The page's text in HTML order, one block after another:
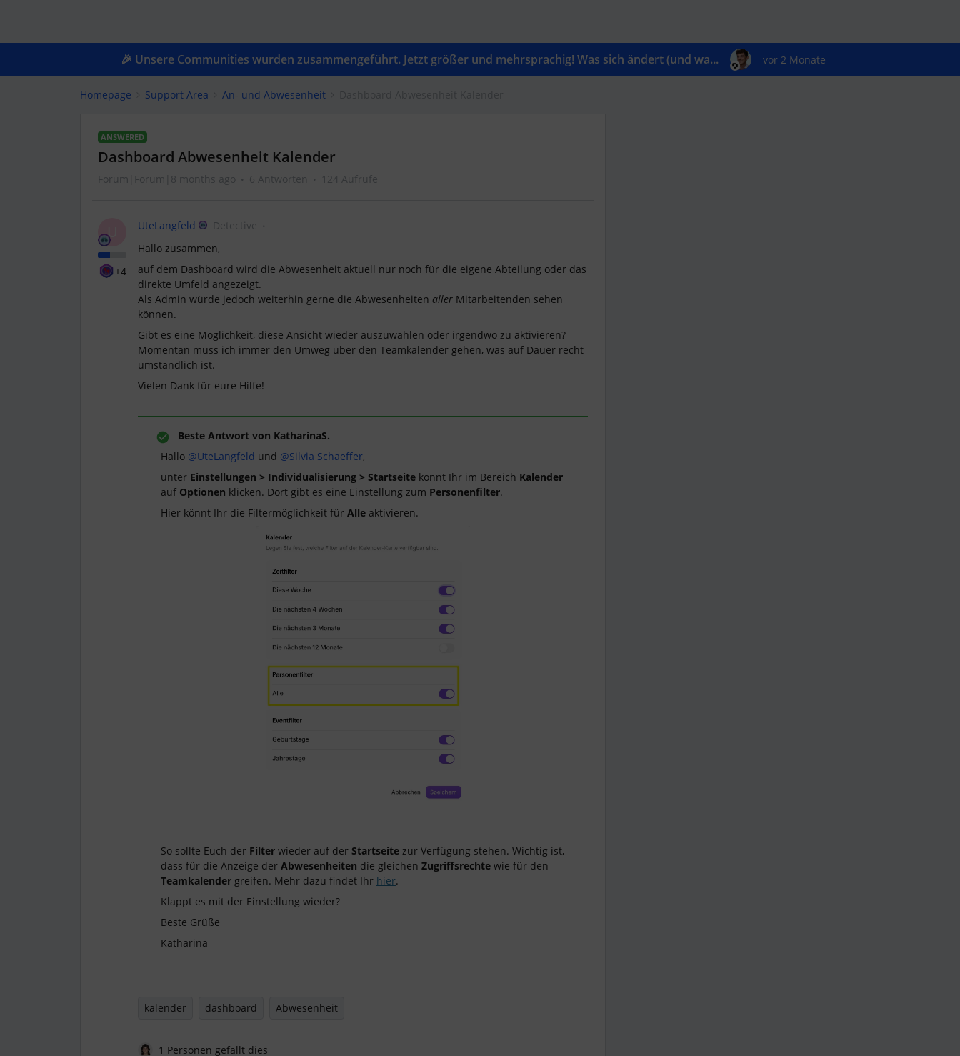
🎉 Unsere Communities wurden zusammengeführt. Jetzt größer und mehrsprachig! Was sich ändert (und wa... vor 2 Monate
Homepage Support Area An- und Abwesenheit
ANSWERED
Dashboard Abwesenheit Kalender
Forum|Forum|8 months ago 6 Antworten 124 Aufrufe
U
+4
UteLangfeld
Detective
Hallo zusammen,
auf dem Dashboard wird die Abwesenheit aktuell nur noch für die eigene Abteilung oder das
direkte Umfeld angezeigt.
Als Admin würde jedoch weiterhin gerne die Abwesenheiten aller Mitarbeitenden sehen
können.
Gibt es eine Möglichkeit, diese Ansicht wieder auszuwählen oder irgendwo zu aktivieren?
Momentan muss ich immer den Umweg über den Teamkalender gehen, was auf Dauer recht
umständlich ist.
Vielen Dank für eure Hilfe!
Beste Antwort von KatharinaS.
Hallo ​ @UteLangfeld und ​ @Silvia Schaeffer,
unter Einstellungen > Individualisierung > Startseite könnt Ihr im Bereich Kalender
auf Optionen klicken. Dort gibt es eine Einstellung zum Personenfilter.
Hier könnt Ihr die Filtermöglichkeit für Alle aktivieren.
So sollte Euch der Filter wieder auf der Startseite zur Verfügung stehen. Wichtig ist,
dass für die Anzeige der Abwesenheiten die gleichen Zugriffsrechte wie für den
Teamkalender greifen. Mehr dazu findet Ihr hier.
Klappt es mit der Einstellung wieder?
Beste Grüße
Katharina
kalender dashboard Abwesenheit
1 Personen gefällt dies